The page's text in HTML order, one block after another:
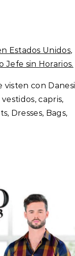
Estados Unidos,
Jefe sin Horarios.
visten con Danesi
capris,
Dresses, Bags,